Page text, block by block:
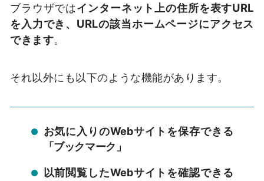
ブラウザではインターネット上の住所を表すURL
を入力でき、URLの該当ホームページにアクセス
できます。
それ以外にも以下のような機能があります。
お気に入りのWebサイトを保存できる
「ブックマーク」
以前閲覧したWebサイトを確認できる